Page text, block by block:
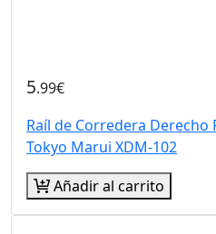
5.99€
Raíl de Corredera Derecho
Tokyo Marui XDM-102
Añadir al carrito